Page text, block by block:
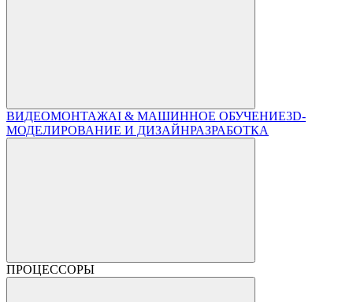
ВИДЕОМОНТАЖAI & МАШИННОЕ ОБУЧЕНИЕ3D-
МОДЕЛИРОВАНИЕ И ДИЗАЙНРАЗРАБОТКА
ПРОЦЕССОРЫ